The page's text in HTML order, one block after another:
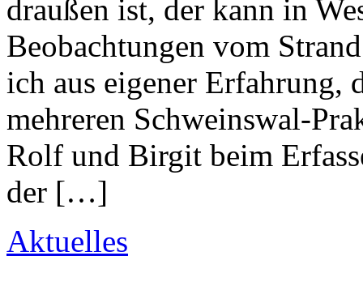
draußen ist, der kann in
Beobachtungen vom
ich aus eigener Erfahrung,
mehreren Schweinswal-
Rolf und Birgit beim
der […]
Aktuelles